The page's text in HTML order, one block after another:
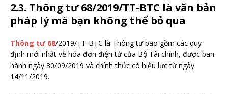
2.3. Thông tư 68/2019/TT-BTC là văn bản
pháp lý mà bạn không thể bỏ qua
Thông tư 68/2019/TT-BTC là Thông tư bao gồm các quy
định mới nhất về hóa đơn điện tử của Bộ Tài chính, được ban
hành ngày 30/09/2019 và chính thức có hiệu lực từ ngày
14/11/2019.